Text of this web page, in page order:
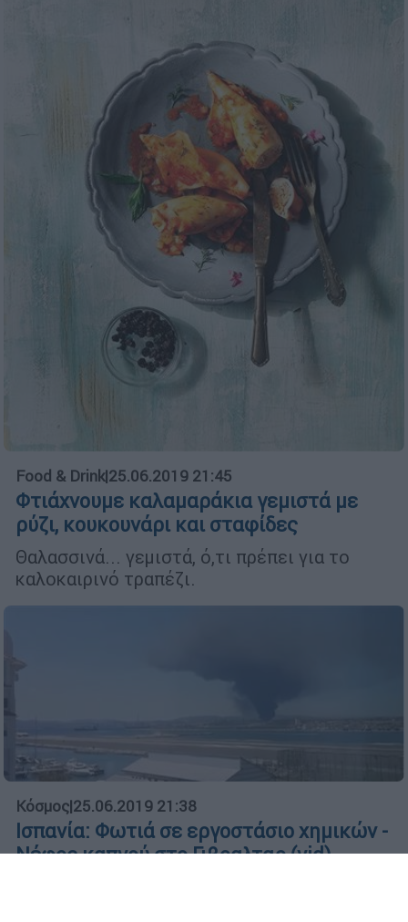
Food & Drink|25.06.2019 21:45
Φτιάχνουμε καλαμαράκια γεμιστά με
ρύζι, κουκουνάρι και σταφίδες
Θαλασσινά... γεμιστά, ό,τι πρέπει για το
καλοκαιρινό τραπέζι.
Κόσμος|25.06.2019 21:38
Ισπανία: Φωτιά σε εργοστάσιο χημικών -
Νέφος καπνού στο Γιβραλταρ (vid)